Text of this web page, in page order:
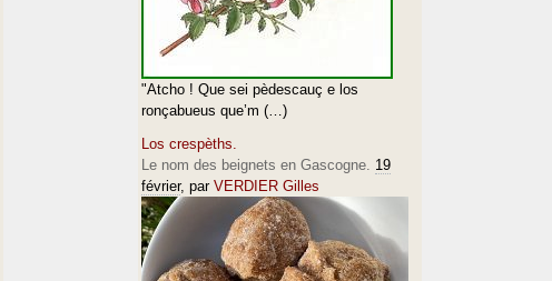
"Atcho ! Que sei pèdescauç e los
ronçabueus que’m (…)
Los crespèths.
Le nom des beignets en Gascogne. 19
février, par VERDIER Gilles